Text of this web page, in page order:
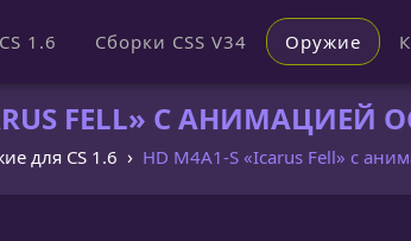
1.6 Сборки CSS V34 Оружие
FELL» С АНИМАЦИЕЙ
для CS 1.6 HD M4A1-S «Icarus Fell» с